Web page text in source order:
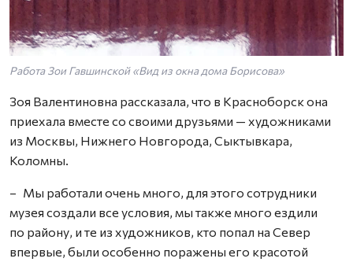
Работа Зои Гавшинской «Вид из окна дома Борисова»
Зоя Валентиновна рассказала, что в Красноборск она
приехала вместе со своими друзьями — художниками
из Москвы, Нижнего Новгорода, Сыктывкара,
Коломны.
– Мы работали очень много, для этого сотрудники
музея создали все условия, мы также много ездили
по району, и те из художников, кто попал на Север
впервые, были особенно поражены его красотой